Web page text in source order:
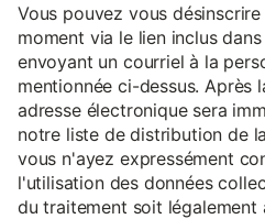
Vous pouvez vous
moment via le lien inclus
envoyant un courriel à la
mentionnée ci-dessus. Après
adresse électronique sera
notre liste de distribution de
vous n'ayez expressément
l'utilisation des données
du traitement soit légalement